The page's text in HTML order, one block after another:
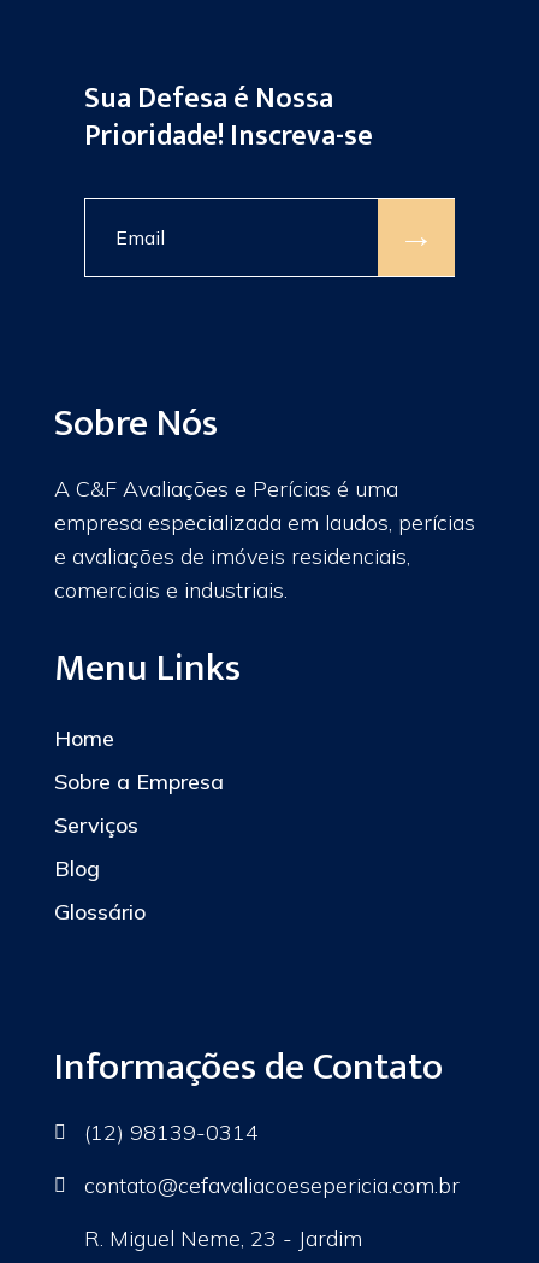
Sua Defesa é Nossa
Prioridade! Inscreva-se
→
Sobre Nós
A C&F Avaliações e Perícias é uma
empresa especializada em laudos, perícias
e avaliações de imóveis residenciais,
comerciais e industriais.
Menu Links
Home
Sobre a Empresa
Serviços
Blog
Glossário
Informações de Contato
 (12) 98139-0314
 contato@cefavaliacoesepericia.com.br
R. Miguel Neme, 23 - Jardim